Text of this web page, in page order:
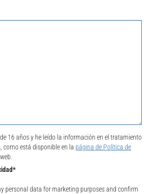
16 años y he leído la información en el tratamiento
como está disponible en la página de Política de
personal data for marketing purposes and confirm